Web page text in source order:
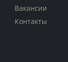
Вакансии
Контакты